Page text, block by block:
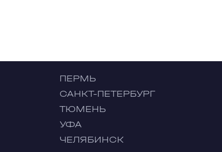
ПЕРМЬ
САНКТ-ПЕТЕРБУРГ
ТЮМЕНЬ
УФА
ЧЕЛЯБИНСК